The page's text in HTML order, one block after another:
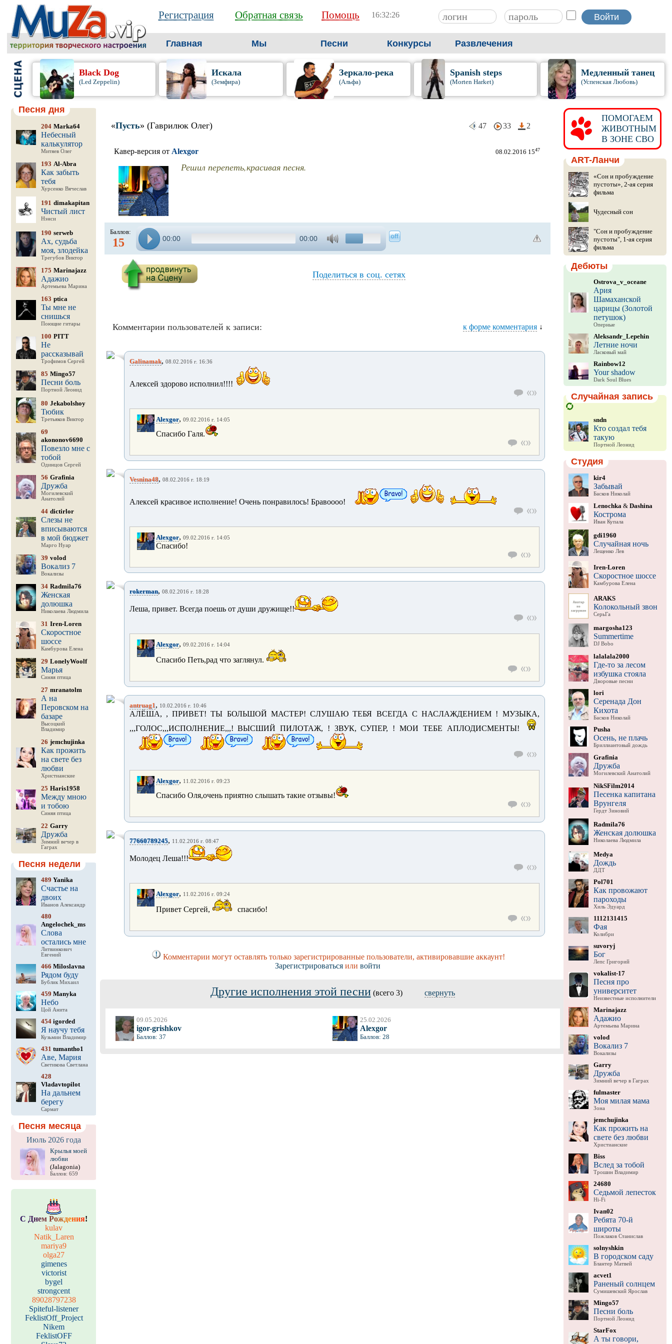
Регистрация Обратная связь Помощь 16:32:26
Главная Мы Песни Конкурсы Развлечения
Black Dog
(Led Zeppelin)
Искала
(Земфира)
Зеркало-река
(Альфа)
Spanish steps
(Morten Harket)
Медленный танец
(Успенская Любовь)
Песня дня
204 Marka64
Небесный
калькулятор
Митяев Олег
193 Al-Abra
Как забыть
тебя
Хурсенко Вячеслав
191 dimakapitan
Чистый лист
Нэнси
190 serweb
Ах, судьба
моя, злодейка
Трегубов Виктор
175 Marinajazz
Адажио
Артемьева Марина
163 ptica
Ты мне не
снишься
Поющие гитары
100 PITT
Не
рассказывай
Трофимов Сергей
85 Mingo57
Песни боль
Портной Леонид
80 Jekabolshoy
Тюбик
Третьяков Виктор
69
akononov6690
Повезло мне с
тобой
Одинцов Сергей
56 Grafinia
Дружба
Могилевский
Анатолий
44 dictirlor
Слезы не
вписываются
в мой бюджет
Марго Нуар
39 volod
Вокализ 7
Вокализы
34 Radmila76
Женская
долюшка
Николаева Людмила
31 Iren-Loren
Скоростное
шоссе
Камбурова Елена
29 LonelyWoolf
Марья
Синяя птица
27 mranatolm
А на
Перовском на
базаре
Высоцкий
Владимир
26 jemchujinka
Как прожить
на свете без
любви
Христианские
25 Haris1958
Между мною
и тобою
Синяя птица
22 Garry
Дружба
Зимний вечер в
Гаграх
Песня недели
489 Yanika
Счастье на
двоих
Иванов Александр
480
Angelochek_ms
Слова
остались мне
Литвинкович
Евгений
466 Miloslavna
Рядом буду
Бублик Михаил
459 Manyka
Небо
Цой Анита
454igorded
Я научу тебя
Кузьмин Владимир
431 tumantho1
Аве, Мария
Светикова Светлана
428
Vladavtopilot
На дальнем
берегу
Сармат
Песня месяца
Июль 2026 года
Крылья моей
любви
(Jalagonia)
Баллов: 659
С Днем Рождения!
kulav
Natik_Laren
mariya9
olga27
gimenes
victorist
bygel
strongcent
89028797238
Spiteful-listener
FeklistOff_Project
Nikem
FeklistOFF
«Пусть» (Гаврилюк Олег) 47 33 2
Кавер-версия от Alexgor 08.02.2016 1547
Решил перепеть,красивая песня.
Баллов:
15 00:00 00:00
Поделиться в соц. сетях
Комментарии пользователей к записи: к форме комментария↓
Galinamak, 08.02.2016 г. 16:36
Алексей здорово исполнил!!!!
Alexgor, 09.02.2016 г. 14:05
Спасибо Галя.
Vesnina48, 08.02.2016 г. 18:19
Алексей красивое исполнение! Очень понравилось! Бравоооо!
Alexgor, 09.02.2016 г. 14:05
Спасибо!
rokerman, 08.02.2016 г. 18:28
Леша, привет. Всегда поешь от души дружище!!
Alexgor, 09.02.2016 г. 14:04
Спасибо Петь,рад что заглянул.
antruag1, 10.02.2016 г. 10:46
АЛЁША, , ПРИВЕТ! ТЫ БОЛЬШОЙ МАСТЕР! СЛУШАЮ ТЕБЯ ВСЕГДА С НАСЛАЖДЕНИЕМ ! МУЗЫКА,
,,,ГОЛОС,,,ИСПОЛНЕНИЕ,,,! ВЫСШИЙ ПИЛОТАЖ, ! ЗВУК, СУПЕР, ! МОИ ТЕБЕ АПЛОДИСМЕНТЫ!
Alexgor, 11.02.2016 г. 09:23
Спасибо Оля,очень приятно слышать такие отзывы!
77660789245, 11.02.2016 г. 08:47
Молодец Леша!!!
Alexgor, 11.02.2016 г. 09:24
Привет Сергей, спасибо!
Комментарии могут оставлять только зарегистрированные пользователи, активировавшие аккаунт!
Зарегистрироватьсяили войти
Другие исполнения этой песни(всего 3) свернуть
09.05.2026
igor-grishkov
Баллов: 37
25.02.2026
Alexgor
Баллов: 28
ПОМОГАЕМ
ЖИВОТНЫМ
В ЗОНЕ СВО
ART-Ланчи
«Сон и пробуждение
пустоты», 2-ая серия
фильма
Чудесный сон
"Сон и пробуждение
пустоты", 1-ая серия
фильма
Дебюты
Ostrova_v_oceane
Ария
Шамаханской
царицы (Золотой
петушок)
Оперные
Aleksandr_Lepehin
Летние ночи
Ласковый май
Rainbow12
Your shadow
Dark Soul Blues
Случайная запись
sndn
Кто создал тебя
такую
Портной Леонид
Студия
kir4
Забывай
Басков Николай
Lenochka & Dashina
Кострома
Иван Купала
gdi1960
Случайная ночь
Лещенко Лев
Iren-Loren
Скоростное шоссе
Камбурова Елена
ARAKS
Колокольный звон
СерьГа
margosha123
Summertime
DJ Bobo
lalalala2000
Где-то за лесом
избушка стояла
Дворовые песни
lori
Серенада Дон
Кихота
Басков Николай
Pusha
Осень, не плачь
Бриллиантовый дождь
Grafinia
Дружба
Могилевский Анатолий
NikSFilm2014
Песенка капитана
Врунгеля
Гердт Зиновий
Radmila76
Женская долюшка
Николаева Людмила
Medya
Дождь
ДДТ
Pol701
Как провожают
пароходы
Хиль Эдуард
1112131415
Фая
Колибри
suvoryj
Бог
Лепс Григорий
vokalist-17
Песня про
университет
Неизвестные исполнители
Marinajazz
Адажио
Артемьева Марина
volod
Вокализ 7
Вокализы
Garry
Дружба
Зимний вечер в Гаграх
fulmaster
Моя милая мама
Зона
jemchujinka
Как прожить на
свете без любви
Христианские
Biss
Вслед за тобой
Трошин Владимир
24680
Седьмой лепесток
Hi-Fi
Ivan02
Ребята 70-й
широты
Пожлаков Станислав
solnyshkin
В городском саду
Блантер Матвей
acvet1
Раненый солнцем
Сумишевский Ярослав
Mingo57
Песни боль
Портной Леонид
StarFox
А ты говори,